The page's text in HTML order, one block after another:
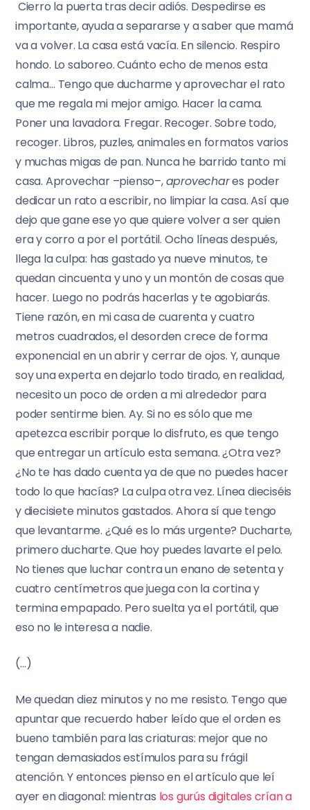
Cierro la puerta tras decir adiós. Despedirse es
importante, ayuda a separarse y a saber que mamá
va a volver. La casa está vacía. En silencio. Respiro
hondo. Lo saboreo. Cuánto echo de menos esta
calma… Tengo que ducharme y aprovechar el rato
que me regala mi mejor amigo. Hacer la cama.
Poner una lavadora. Fregar. Recoger. Sobre todo,
recoger. Libros, puzles, animales en formatos varios
y muchas migas de pan. Nunca he barrido tanto mi
casa. Aprovechar –pienso–,aprovechares poder
dedicar un rato a escribir, no limpiar la casa. Así que
dejo que gane ese yo que quiere volver a ser quien
era y corro a por el portátil. Ocho líneas después,
llega la culpa: has gastado ya nueve minutos, te
quedan cincuenta y uno y un montón de cosas que
hacer. Luego no podrás hacerlas y te agobiarás.
Tiene razón, en mi casa de cuarenta y cuatro
metros cuadrados, el desorden crece de forma
exponencial en un abrir y cerrar de ojos. Y, aunque
soy una experta en dejarlo todo tirado, en realidad,
necesito un poco de orden a mi alrededor para
poder sentirme bien. Ay. Si no es sólo que me
apetezca escribir porque lo disfruto, es que tengo
que entregar un artículo esta semana. ¿Otra vez?
¿No te has dado cuenta ya de que no puedes hacer
todo lo que hacías? La culpa otra vez. Línea dieciséis
y diecisiete minutos gastados. Ahora sí que tengo
que levantarme. ¿Qué es lo más urgente? Ducharte,
primero ducharte. Que hoy puedes lavarte el pelo.
No tienes que luchar contra un enano de setenta y
cuatro centímetros que juega con la cortina y
termina empapado. Pero suelta ya el portátil, que
eso no le interesa a nadie.
(…)
Me quedan diez minutos y no me resisto. Tengo que
apuntar que recuerdo haber leído que el orden es
bueno también para las criaturas: mejor que no
tengan demasiados estímulos para su frágil
atención. Y entonces pienso en el artículo que leí
ayer en diagonal: mientras los gurús digitales crían a